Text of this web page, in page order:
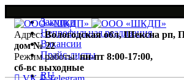
Закупки
Непрофильная реализация
Вакансии
Прайс-листы
RU
Адрес:Вологодская обл, Шексна рп,
дом № 22
Режим работы:пн-пт 8:00-17:00,
сб-вс выходные